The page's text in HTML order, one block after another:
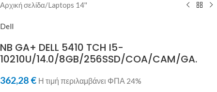
Αρχική σελίδα/Laptops 14''
Dell
NB GA+ DELL 5410 TCH I5-
10210U/14.0/8GB/256SSD/COA/CAM/GA.
362,28 € Η τιμή περιλαμβάνει ΦΠΑ 24%